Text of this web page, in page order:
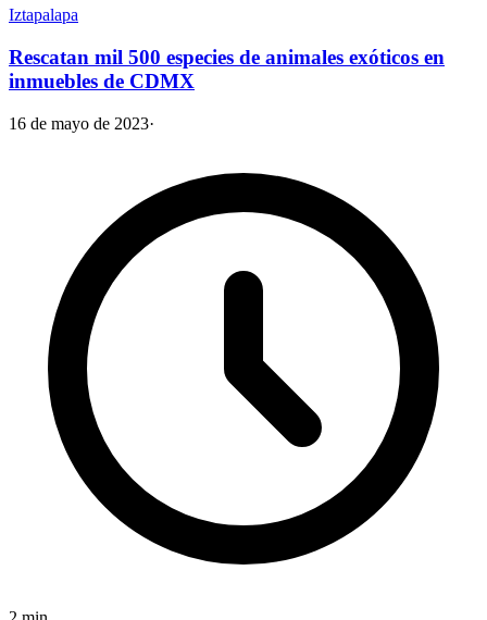
Iztapalapa
Rescatan mil 500 especies de animales exóticos en
inmuebles de CDMX
16 de mayo de 2023·